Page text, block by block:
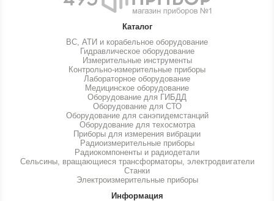
Каталог
ВС, АТИ и корабельное оборудование
Гидравлическое оборудование
Измерительные инструменты
Контрольно-измерительные приборы
Лабораторное оборудование
Медицинское оборудование
Оборудование для ГИБДД
Оборудование для СТО
Оборудование для санэпидемстанций
Оборудование для техосмотра
Приборы для измерения вибрации
Радиоизмерительные приборы
Радиокомпоненты и радиодетали
Сельсины, вращающиеся трансформаторы, электродвигатели
Станки
Электроизмерительные приборы
Информация